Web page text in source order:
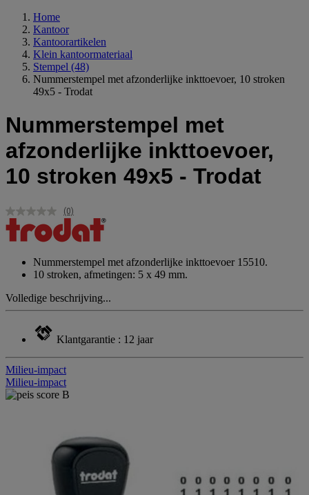
Home
Kantoor
Kantoorartikelen
Klein kantoormateriaal
Stempel (48)
Nummerstempel met afzonderlijke inkttoevoer, 10 stroken
49x5 - Trodat
Nummerstempel met
afzonderlijke inkttoevoer,
10 stroken 49x5 - Trodat
Geen
scorewaarde.
Dezelfde
(0)
Nummerstempel met afzonderlijke inkttoevoer 15510.
10 stroken, afmetingen: 5 x 49 mm.
Volledige beschrijving...
Klantgarantie : 12 jaar
Milieu-impact
Milieu-impact